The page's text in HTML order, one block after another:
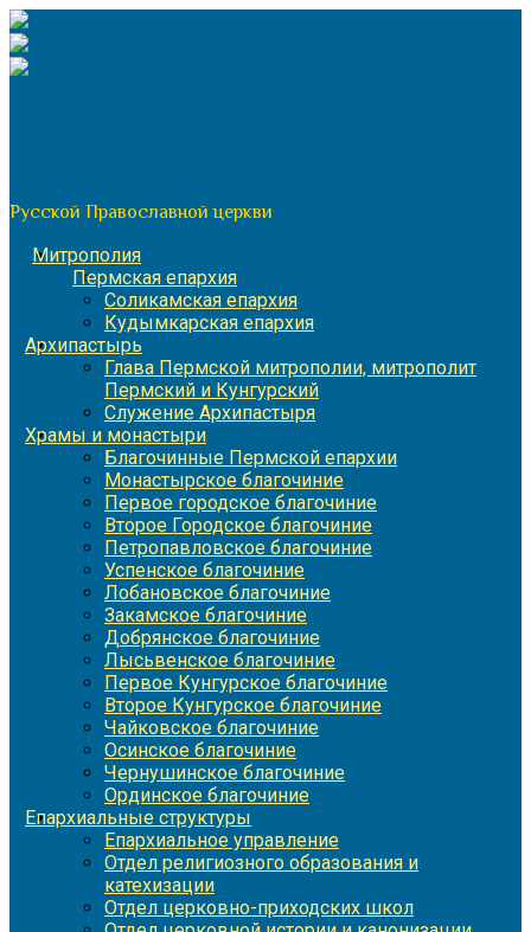
Перейти
к
содержимому
Русской Православной церкви
Митрополия
Пермская епархия
Соликамская епархия
Кудымкарская епархия
Архипастырь
Глава Пермской митрополии, митрополит
Пермский и Кунгурский
Служение Архипастыря
Храмы и монастыри
Благочинные Пермской епархии
Монастырское благочиние
Первое городское благочиние
Второе Городское благочиние
Петропавловское благочиние
Успенское благочиние
Лобановское благочиние
Закамское благочиние
Добрянское благочиние
Лысьвенское благочиние
Первое Кунгурское благочиние
Второе Кунгурское благочиние
Чайковское благочиние
Осинское благочиние
Чернушинское благочиние
Ординское благочиние
Епархиальные структуры
Епархиальное управление
Отдел религиозного образования и
катехизации
Отдел церковно-приходских школ